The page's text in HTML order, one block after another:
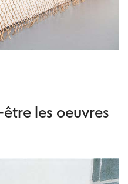
les oeuvres